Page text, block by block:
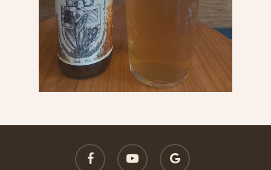
facebook youtube
google-
plus